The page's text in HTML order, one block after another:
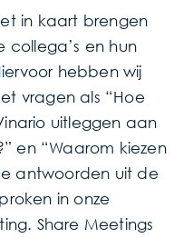
in kaart brengen
en hun
hebben wij
vragen als “Hoe
uitleggen aan
en “Waarom kiezen
antwoorden uit de
in onze
Share Meetings